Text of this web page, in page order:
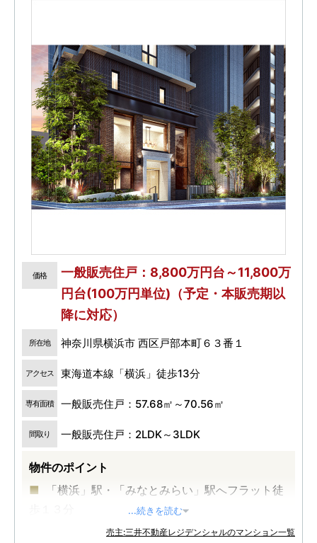
価格
一般販売住戸：8,800万円台～11,800万
円台(100万円単位)（予定・本販売期以
降に対応）
所在地 神奈川県横浜市 西区戸部本町６３番１
アクセス 東海道本線「横浜」徒歩13分
専有面積 一般販売住戸：57.68㎡～70.56㎡
間取り 一般販売住戸：2LDK～3LDK
物件のポイント
「横浜」駅・「みなとみらい」駅へフラット徒
横浜市営地下鉄ブルーライン「高島町」駅徒歩
...続きを読む
売主:三井不動産レジデンシャルのマンション一覧